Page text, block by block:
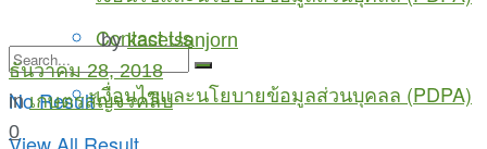
Contact Us
เงื่อนไขและนโยบายข้อมูลส่วนบุคลล (PDPA)
No Result
by kasetsanjorn
ธันวาคม 28, 2018
in เกษตรสัญจรคลิป
0